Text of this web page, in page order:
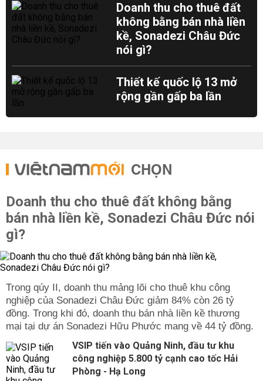
Doanh thu cho thuê đất
không bằng bán nhà liền
kề, Sonadezi Châu Đức
nói gì?
Thiết kế quốc lộ 13 mở
rộng gần gấp ba lần
CHỌN
Doanh thu cho thuê đất không bằng
bán nhà liền kề, Sonadezi Châu Đức nói
gì?
Trong qúy II, doanh thu mảng lõi cho thuê khu công
nghiệp của Sonadezi Châu Đức giảm 84% còn 26 tỷ
đồng. Trong khi đó, doanh thu bán nhà liền kề thương
mại tại dự án Sonadezi Hữu Phước mang về 44 tỷ đồng.
VSIP tiến vào Quảng Ninh, đầu tư khu
công nghiệp 5.800 tỷ cạnh cao tốc Hải
Phòng - Hạ Long